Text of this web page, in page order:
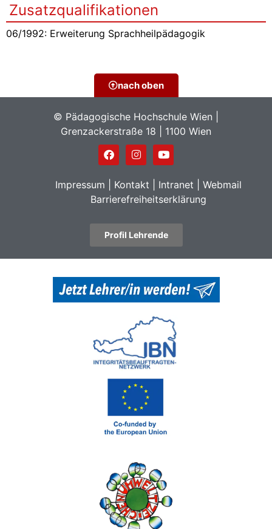
Zusatzqualifikationen
06/1992: Erweiterung Sprachheilpädagogik
nach oben
© Pädagogische Hochschule Wien |
Grenzackerstraße 18 | 1100 Wien
Impressum Kontakt Intranet
Webmail
Barrierefreiheitserklärung
Profil Lehrende